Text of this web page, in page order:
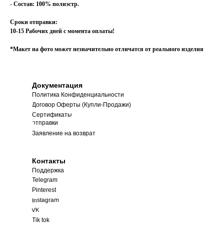
- Состав: 100% полиэстр.
Сроки отправки:
10-15 Рабочих дней с момента оплаты!
*Макет на фото может незначительно отличатся от реального изделия
Контакты
Политика Конфиденциальности
Поддержка
Telegram
Pinterest
Документация
Договор Оферты (Купли-Продажи)
Заявление на возврат
Сроки
отправки
Сертификаты
Instagram
VK
Tik tok